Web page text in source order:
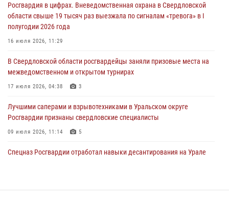
Росгвардия обеспечивает безопасность граждан на южном
направлении
31 июля 2026, 06:56
рассказал об итогах работы подразделения в эфире телекомпании
«Телекон»
30 июля 2026, 11:33 1
Росгвардия в цифрах. Вневедомственная охрана в Свердловской
области свыше 19 тысяч раз выезжала по сигналам «тревога» в I
полугодии 2026 года
16 июля 2026, 11:29
В Свердловской области росгвардейцы заняли призовые места на
межведомственном и открытом турнирах
17 июля 2026, 04:38 3
Лучшими саперами и взрывотехниками в Уральском округе
Росгвардии признаны свердловские специалисты
09 июля 2026, 11:14 5
Спецназ Росгвардии отработал навыки десантирования на Урале